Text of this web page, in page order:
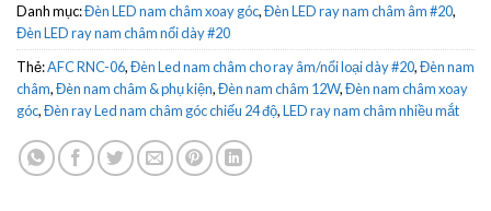
Danh mục:Đèn LED nam châm xoay góc,Đèn LED ray nam châm âm #20,
Đèn LED ray nam châm nổi dày #20
Thẻ:AFC RNC-06,Đèn Led nam châm cho ray âm/nổi loại dày #20,Đèn nam
châm,Đèn nam châm & phụ kiện,Đèn nam châm 12W,Đèn nam châm xoay
góc,Đèn ray Led nam châm góc chiếu 24 độ,LED ray nam châm nhiều mắt